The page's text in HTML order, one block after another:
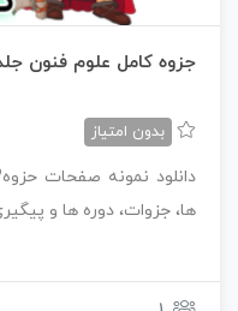
جزوه کامل علوم فنون
بدون امتیاز
دانلود نمونه صفحات
ها، جزوات، دوره ها و